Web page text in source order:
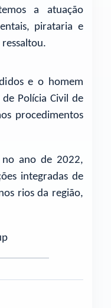
a atuação
pirataria e
e o homem
Polícia Civil de
procedimentos
no ano de 2022,
integradas de
rios da região,